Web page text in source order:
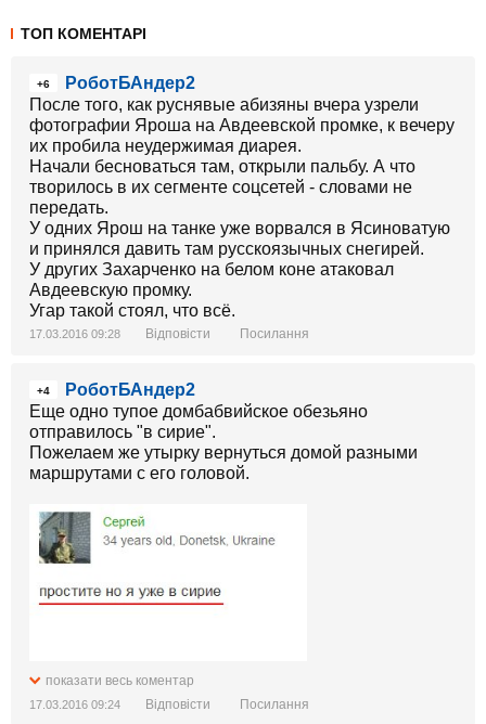
ТОП КОМЕНТАРІ
+6
РоботБАндер2
После того, как руснявые абизяны вчера узрели
фотографии Яроша на Авдеевской промке, к вечеру
их пробила неудержимая диарея.
Начали бесноваться там, открыли пальбу. А что
творилось в их сегменте соцсетей - словами не
передать.
У одних Ярош на танке уже ворвался в Ясиноватую
и принялся давить там русскоязычных снегирей.
У других Захарченко на белом коне атаковал
Авдеевскую промку.
Угар такой стоял, что всё.
17.03.2016 09:28 Відповісти Посилання
+4
РоботБАндер2
Еще одно тупое домбабвийское обезьяно
отправилось "в сирие".
Пожелаем же утырку вернуться домой разными
маршрутами с его головой.
показати весь коментар
17.03.2016 09:24 Відповісти Посилання